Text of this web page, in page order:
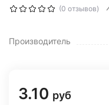
(0 отзывов)
Производитель
3.10 руб